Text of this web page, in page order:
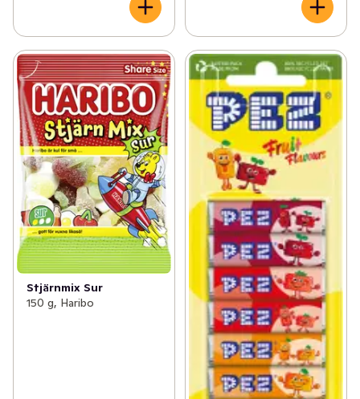
Stjärnmix Sur
150 g, Haribo